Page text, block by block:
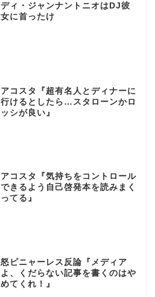
ディ・ジャンナントニオはDJ彼
女に首ったけ
アコスタ『超有名人とディナーに
行けるとしたら…スタローンかロ
ッシが良い』
アコスタ『気持ちをコントロール
できるよう自己啓発本を読みまく
ってる』
怒ビニャーレス反論『メディア
よ、くだらない記事を書くのはや
めてくれ！』